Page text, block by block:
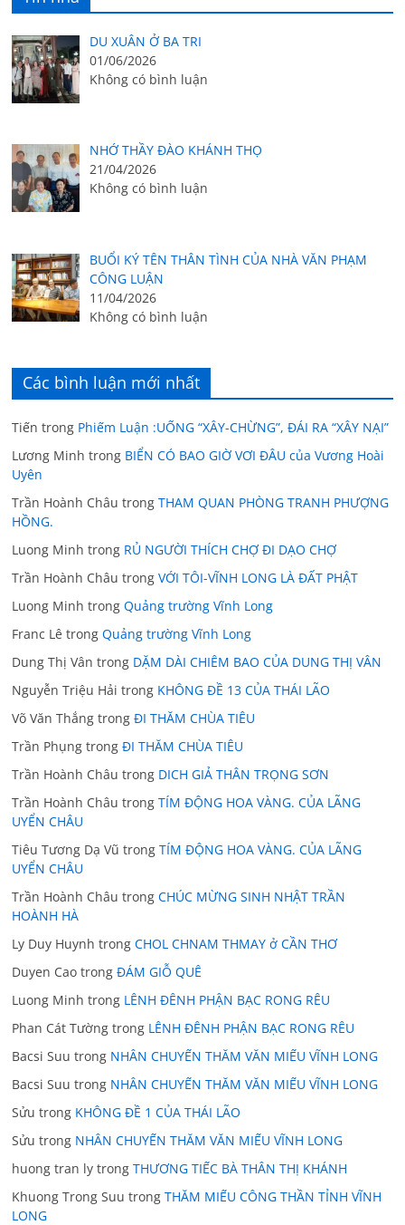
DU XUÂN Ở BA TRI
01/06/2026
Không có bình luận
NHỚ THẦY ĐÀO KHÁNH THỌ
21/04/2026
Không có bình luận
BUỔI KÝ TÊN THÂN TÌNH CỦA NHÀ VĂN PHẠM
CÔNG LUẬN
11/04/2026
Không có bình luận
Các bình luận mới nhất
Tiến trong Phiếm Luận :UỐNG “XÂY-CHỪNG”, ĐÁI RA “XÂY NẠI”
Lương Minh trong BIỂN CÓ BAO GIỜ VƠI ĐÂU của Vương Hoài
Uyên
Trần Hoành Châu trongTHAM QUAN PHÒNG TRANH PHƯỢNG
HỒNG.
Luong Minh trong RỦ NGƯỜI THÍCH CHỢ ĐI DẠO CHỢ
Trần Hoành Châu trongVỚI TÔI-VĨNH LONG LÀ ĐẤT PHẬT
Luong Minh trongQuảng trường Vĩnh Long
Franc Lê trongQuảng trường Vĩnh Long
Dung Thị Vân trong DẶM DÀI CHIÊM BAO CỦA DUNG THỊ VÂN
Nguyễn Triệu Hải trong KHÔNG ĐỀ 13 CỦA THÁI LÃO
Võ Văn Thắng trongĐI THĂM CHÙA TIÊU
Trần Phụng trongĐI THĂM CHÙA TIÊU
Trần Hoành Châu trong DICH GIẢ THÂN TRỌNG SƠN
Trần Hoành Châu trongTÍM ĐỘNG HOA VÀNG. CỦA LÃNG
UYỂN CHÂU
Tiêu Tương Dạ Vũ trongTÍM ĐỘNG HOA VÀNG. CỦA LÃNG
UYỂN CHÂU
Trần Hoành Châu trongCHÚC MỪNG SINH NHẬT TRẦN
HOÀNH HÀ
Ly Duy Huynh trongCHOL CHNAM THMAY ở CẦN THƠ
Duyen Cao trongĐÁM GIỖ QUÊ
Luong Minh trong LÊNH ĐÊNH PHẬN BẠC RONG RÊU
Phan Cát Tường trong LÊNH ĐÊNH PHẬN BẠC RONG RÊU
Bacsi Suu trong NHÂN CHUYẾN THĂM VĂN MIẾU VĨNH LONG
Bacsi Suu trong NHÂN CHUYẾN THĂM VĂN MIẾU VĨNH LONG
Sửu trong KHÔNG ĐỀ 1 CỦA THÁI LÃO
Sửu trong NHÂN CHUYẾN THĂM VĂN MIẾU VĨNH LONG
huong tran ly trongTHƯƠNG TIẾC BÀ THÂN THỊ KHÁNH
Khuong Trong Suu trongTHĂM MIẾU CÔNG THẦN TỈNH VĨNH
LONG